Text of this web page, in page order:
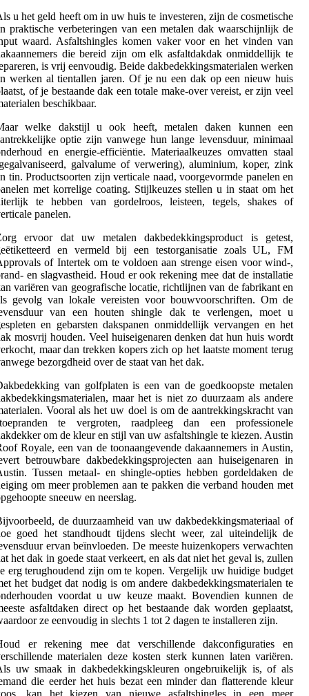
u het geld heeft om in uw huis te investeren, zijn de cosmetische
praktische verbeteringen van een metalen dak waarschijnlijk de
waard. Asfaltshingles komen vaker voor en het vinden van
die bereid zijn om elk asfaltdakdak onmiddellijk te
is vrij eenvoudig. Beide dakbedekkingsmaterialen werken
werken al tientallen jaren. Of je nu een dak op een nieuw huis
of je bestaande dak een totale make-over vereist, er zijn veel
beschikbaar.
welke dakstijl u ook heeft, metalen daken kunnen een
optie zijn vanwege hun lange levensduur, minimaal
en energie-efficiëntie. Materiaalkeuzes omvatten staal
galvalume of verwering), aluminium, koper, zink
tin. Productsoorten zijn verticale naad, voorgevormde panelen en
met korrelige coating. Stijlkeuzes stellen u in staat om het
te hebben van gordelroos, leisteen, tegels, shakes of
panelen.
ervoor dat uw metalen dakbedekkingsproduct is getest,
en vermeld bij een testorganisatie zoals UL, FM
of Intertek om te voldoen aan strenge eisen voor wind-,
en slagvastheid. Houd er ook rekening mee dat de installatie
variëren van geografische locatie, richtlijnen van de fabrikant en
gevolg van lokale vereisten voor bouwvoorschriften. Om de
van een houten shingle dak te verlengen, moet u
en gebarsten dakspanen onmiddellijk vervangen en het
mosvrij houden. Veel huiseigenaren denken dat hun huis wordt
maar dan trekken kopers zich op het laatste moment terug
bezorgdheid over de staat van het dak.
van golfplaten is een van de goedkoopste metalen
maar het is niet zo duurzaam als andere
Vooral als het uw doel is om de aantrekkingskracht van
te vergroten, raadpleeg dan een professionele
om de kleur en stijl van uw asfaltshingle te kiezen. Austin
Royale, een van de toonaangevende dakaannemers in Austin,
betrouwbare dakbedekkingsprojecten aan huiseigenaren in
Tussen metaal- en shingle-opties hebben gordeldaken de
om meer problemen aan te pakken die verband houden met
sneeuw en neerslag.
de duurzaamheid van uw dakbedekkingsmateriaal of
goed het standhoudt tijdens slecht weer, zal uiteindelijk de
ervan beïnvloeden. De meeste huizenkopers verwachten
het dak in goede staat verkeert, en als dat niet het geval is, zullen
erg terughoudend zijn om te kopen. Vergelijk uw huidige budget
het budget dat nodig is om andere dakbedekkingsmaterialen te
voordat u uw keuze maakt. Bovendien kunnen de
asfaltdaken direct op het bestaande dak worden geplaatst,
ze eenvoudig in slechts 1 tot 2 dagen te installeren zijn.
er rekening mee dat verschillende dakconfiguraties en
materialen deze kosten sterk kunnen laten variëren.
uw smaak in dakbedekkingskleuren ongebruikelijk is, of als
die eerder het huis bezat een minder dan flatterende kleur